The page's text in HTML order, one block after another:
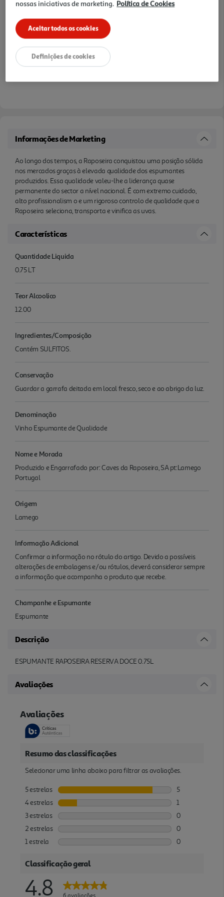
Informações de Marketing
Ao longo dos tempos, a Raposeira conquistou uma posição sólida
nos mercados graças à elevada qualidade dos espumantes
produzidos. Essa qualidade valeu-lhe a liderança quase
permanente do sector a nível nacional. É com extremo cuidado,
alto profissionalism o e um rigoroso controlo de qualidade que a
Raposeira seleciona, transporta e vinifica as uvas.
Características
Quantidade Liquida
0.75 LT
Teor Alcoolico
12.00
Ingredientes/Composição
Contém SULFITOS.
Conservação
Guardar a garrafa deitada em local fresco, seco e ao abrigo da luz.
Denominação
Vinho Espumante de Qualidade
Nome e Morada
Produzido e Engarrafado por: Caves da Raposeira, SA pt:Lamego
Portugal
Origem
Lamego
Informação Adicional
Confirmar a informação no rótulo do artigo. Devido a possíveis
alterações de embalagens e/ou rótulos, deverá considerar sempre
a informação que acompanha o produto que recebe.
Champanhe e Espumante
Espumante
Descrição
ESPUMANTE RAPOSEIRA RESERVA DOCE 0.75L
Avaliações
nossas iniciativas de marketing. Política de Cookies
Aceitar todos os cookies
Definições de cookies